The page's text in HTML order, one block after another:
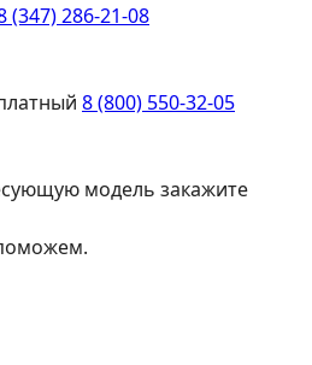
(347) 286-21-08
8 (800) 550-32-05
модель закажите